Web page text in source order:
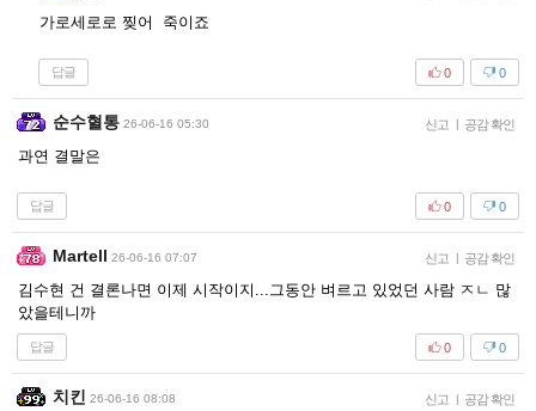
가로세로로 찢어 죽이죠
답글 0
0
순수혈통 26-06-16 05:30 신고 | 공감 확인
과연 결말은
답글 0
0
Martell 26-06-16 07:07 신고 | 공감 확인
김수현 건 결론나면 이제 시작이지...그동안 벼르고 있었던 사람 ㅈㄴ 많
았을테니까
답글 0
0
치킨 26-06-16 08:08 신고 | 공감 확인